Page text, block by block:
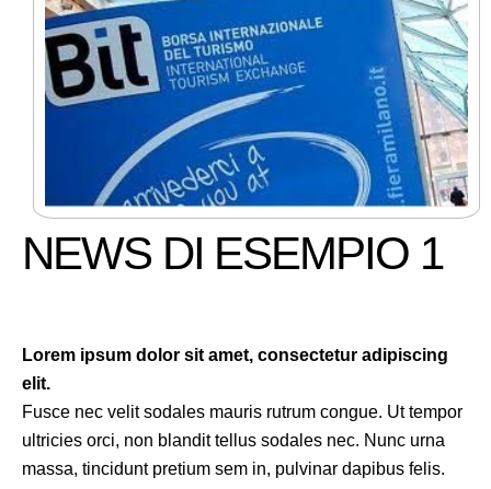
NEWS DI ESEMPIO 1
Lorem ipsum dolor sit amet, consectetur adipiscing
elit.
Fusce nec velit sodales mauris rutrum congue. Ut tempor
ultricies orci, non blandit tellus sodales nec. Nunc urna
massa, tincidunt pretium sem in, pulvinar dapibus felis.